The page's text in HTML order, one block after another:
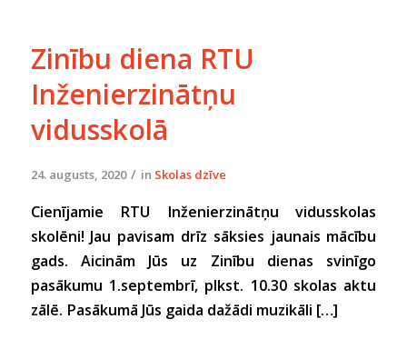
Zinību diena RTU
Inženierzinātņu
vidusskolā
24. augusts, 2020 / in Skolas dzīve
Cienījamie RTU Inženierzinātņu vidusskolas
skolēni! Jau pavisam drīz sāksies jaunais mācību
gads. Aicinām Jūs uz Zinību dienas svinīgo
pasākumu 1.septembrī, plkst. 10.30 skolas aktu
zālē. Pasākumā Jūs gaida dažādi muzikāli […]